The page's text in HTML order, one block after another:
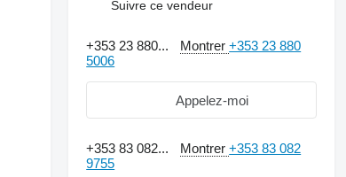
Suivre ce vendeur
+353 23 880... Montrer+353 23 880
5006
Appelez-moi
+353 83 082... Montrer+353 83 082
9755